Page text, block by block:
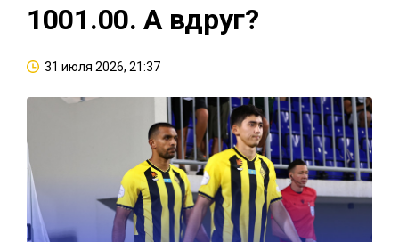
1001.00. А вдруг?
31 июля 2026, 21:37